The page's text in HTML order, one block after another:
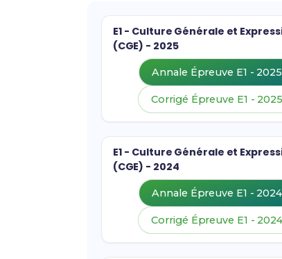
E1 - Culture Générale et
(CGE) - 2025
Annale Épreuve E1 - 2025
Corrigé Épreuve E1 - 2025
E1 - Culture Générale et
(CGE) - 2024
Annale Épreuve E1 - 2024
Corrigé Épreuve E1 - 2024